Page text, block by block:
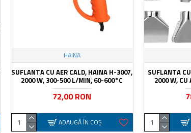
HAINA
SUFLANTA CU AER CALD, HAINA H-3007,
2000 W, 300-500 L/MIN, 60-600°C
72,00 RON
ADAUGĂ ÎN COŞ
SUFLANTA
2000 W, CU